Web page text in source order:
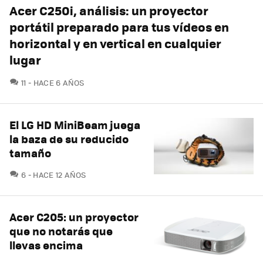
Acer C250i, análisis: un proyector
portátil preparado para tus vídeos en
horizontal y en vertical en cualquier
lugar
11 COMENTARIOS
HACE 6 AÑOS
El LG HD MiniBeam juega
la baza de su reducido
tamaño
6 COMENTARIOS
HACE 12 AÑOS
Acer C205: un proyector
que no notarás que
llevas encima